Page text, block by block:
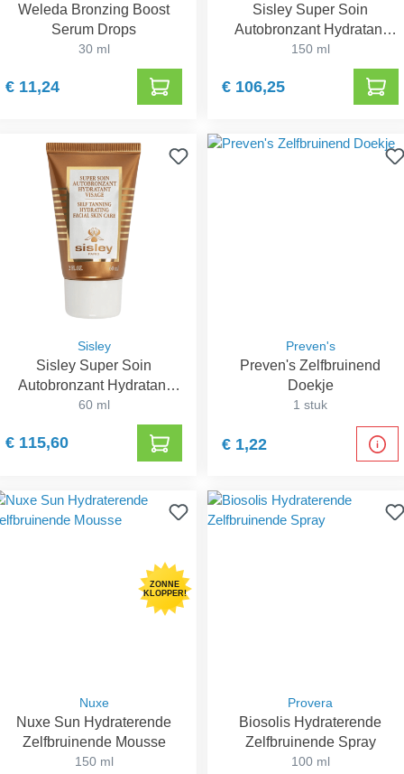
Weleda Bronzing Boost
Serum Drops
30 ml
€ 11,24
Sisley Super Soin
Autobronzant Hydratant
Corps
150 ml
€ 106,25
Sisley
Sisley Super Soin
Autobronzant Hydratant
Visage
60 ml
€ 115,60
Preven's
Preven's Zelfbruinend
Doekje
1 stuk
€ 1,22
ZONNE
KLOPPER!
Nuxe
Nuxe Sun Hydraterende
Zelfbruinende Mousse
150 ml
Provera
Biosolis Hydraterende
Zelfbruinende Spray
100 ml